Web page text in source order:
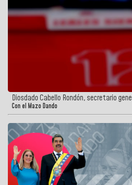
Diosdado Cabello Rondón, secretario
Con el Mazo Dando